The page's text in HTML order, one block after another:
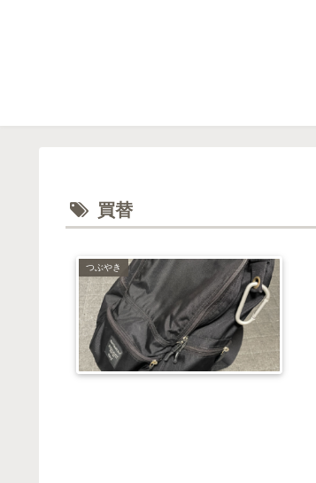
買替
つぶやき